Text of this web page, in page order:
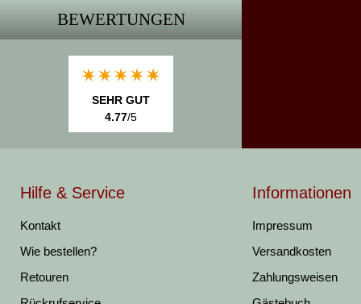
BEWERTUNGEN
SEHR GUT
4.77/5
Hilfe & Service
Kontakt
Wie bestellen?
Retouren
Informationen
Impressum
Versandkosten
Zahlungsweisen